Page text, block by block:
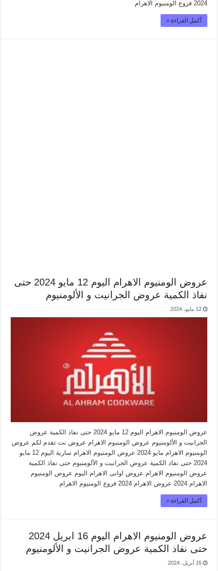
2024 فروع الومنيوم الاهرام
أكمل القراءة »
عروض الومنيوم الاهرام اليوم 12 مايو 2024 حتى
نفاذ الكمية عروض الجرانيت و الألومنيوم
12 مايو، 2024
عروض الومنيوم الاهرام اليوم 12 مايو 2024 حتى نفاذ الكمية عروض
الجرانيت و الألومنيوم عروض الومنيوم الاهرام عروض نت تقدم لكم عروض
الومنيوم الاهرام مايو 2024 عروض الومنيوم الاهرام سارية اليوم 12 مايو
2024 حتى نفاذ الكمية عروض الجرانيت و الألومنيوم حتى نفاذ الكمية
عروض الومنيوم الاهرام عروض اوانى الاهرام اليوم عروض الومنيوم
الاهرام 2024 عروض الاهرام 2024 فروع الومنيوم الاهرام
أكمل القراءة »
عروض الومنيوم الاهرام اليوم 16 ابريل 2024
حتى نفاذ الكمية عروض الجرانيت و الألومنيوم
16 أبريل، 2024